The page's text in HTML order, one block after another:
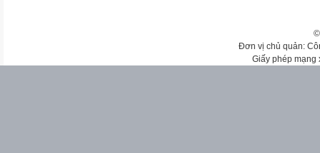
Đơn vị chủ quản:
Giấy phép mạng